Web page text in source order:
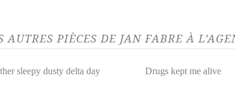
AUTRES PIÈCES DE JAN FABRE À
sleepy dusty delta day Drugs kept me alive